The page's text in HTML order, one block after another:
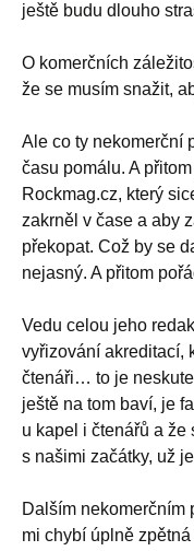
ještě budu dlouho
O komerčních
že se musím snažit,
Ale co ty nekomerční
času pomálu. A
Rockmag.cz, který
zakrněl v čase a aby
překopat. Což by se
nejasný. A přitom
Vedu celou jeho
vyřizování akreditací,
čtenáři… to je
ještě na tom baví, je
u kapel i čtenářů a že
s našimi začátky, už
Dalším nekomerčním
mi chybí úplně